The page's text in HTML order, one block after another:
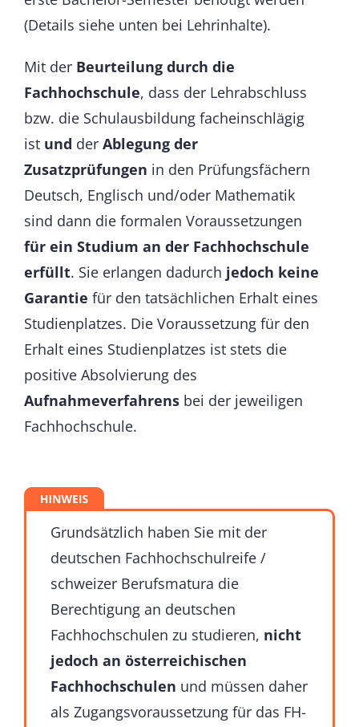
(Details siehe unten bei Lehrinhalte).
Mit der Beurteilung durch die
Fachhochschule, dass der Lehrabschluss
bzw. die Schulausbildung facheinschlägig
ist und der Ablegung der
Zusatzprüfungen in den Prüfungsfächern
Deutsch, Englisch und/oder Mathematik
sind dann die formalen Voraussetzungen
für ein Studium an der Fachhochschule
erfüllt. Sie erlangen dadurch jedoch keine
Garantie für den tatsächlichen Erhalt eines
Studienplatzes. Die Voraussetzung für den
Erhalt eines Studienplatzes ist stets die
positive Absolvierung des
Aufnahmeverfahrensbei der jeweiligen
Fachhochschule.
Grundsätzlich haben Sie mit der
deutschen Fachhochschulreife /
schweizer Berufsmatura die
Berechtigung an deutschen
Fachhochschulen zu studieren, nicht
jedoch an österreichischen
Fachhochschulen und müssen daher
als Zugangsvoraussetzung für das FH-